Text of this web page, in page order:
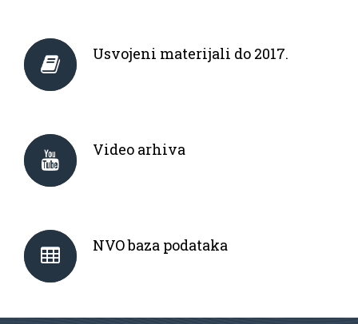
Usvojeni materijali do 2017.
Video arhiva
NVO baza podataka